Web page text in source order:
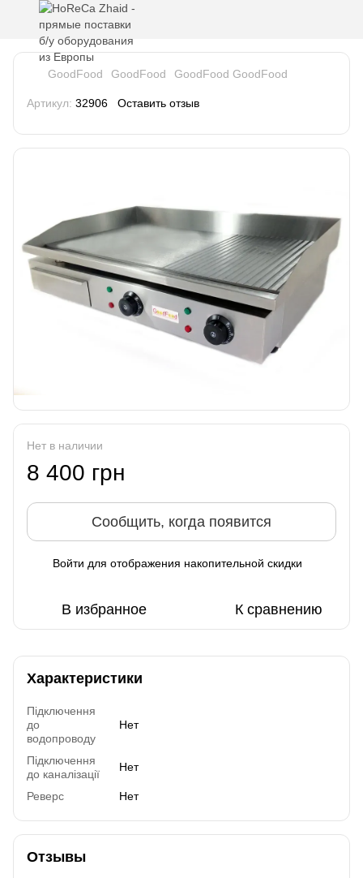
GoodFood GoodFood GoodFood GoodFood
Артикул: 32906 Оставить отзыв
Нет в наличии
8 400 грн
Сообщить, когда появится
Войти для отображения накопительной скидки
В избранное К сравнению
Характеристики
Підключення
до
водопроводу
Нет
Підключення
до каналізації
Нет
Реверс Нет
Отзывы